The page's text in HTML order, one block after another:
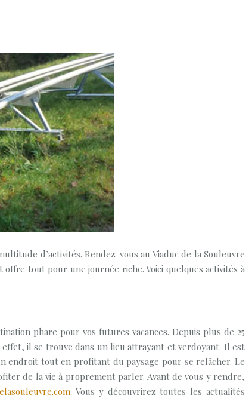
d’activités. Rendez-vous au Viaduc de la Souleuvre
tout pour une journée riche. Voici quelques activités à
phare pour vos futures vacances. Depuis plus de 25
effet, il se trouve dans un lieu attrayant et verdoyant. Il est
endroit tout en profitant du paysage pour se relâcher. Le
de la vie à proprement parler. Avant de vous y rendre,
. Vous y découvrirez toutes les actualités